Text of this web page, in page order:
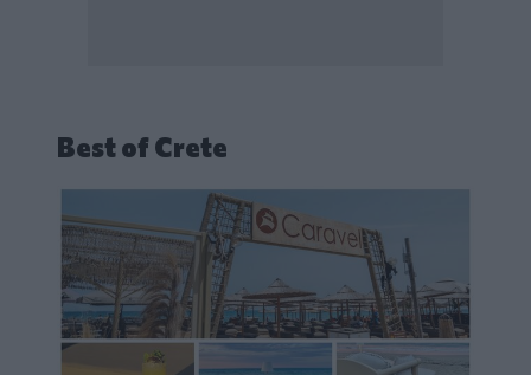
Best of Crete